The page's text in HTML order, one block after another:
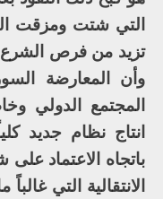
التي شتت ومزقت
تزيد من فرص
وأن المعارضة
المجتمع الدولي
انتاج نظام جديد
باتجاه الاعتماد
الانتقالية التي